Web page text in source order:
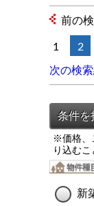
前の
1 2
次の検
※価格、
り込むこ
新